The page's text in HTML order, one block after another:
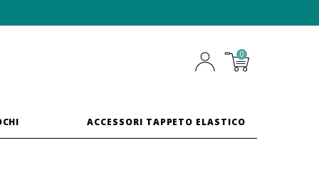
0
ACCESSORI TAPPETO ELASTICO